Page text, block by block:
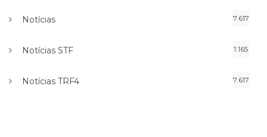
Notícias 7.617
Notícias STF 1.165
Notícias TRF4 7.617